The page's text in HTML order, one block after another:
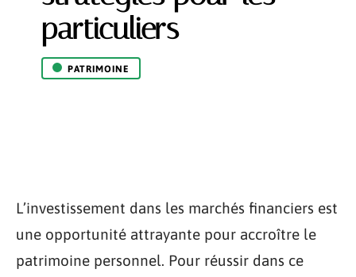
particuliers
PATRIMOINE
L’investissement dans les marchés financiers est
une opportunité attrayante pour accroître le
patrimoine personnel. Pour réussir dans ce